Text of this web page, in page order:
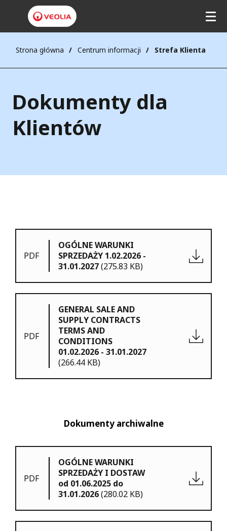
Strona główna Centrum informacji Strefa Klienta
Dokumenty dla
Klientów
PDF
OGÓLNE WARUNKI
SPRZEDAŻY 1.02.2026 -
31.01.2027(275.83 KB)
PDF
GENERAL SALE AND
SUPPLY CONTRACTS
TERMS AND
CONDITIONS
01.02.2026 - 31.01.2027
(266.44 KB)
Dokumenty archiwalne
PDF
OGÓLNE WARUNKI
SPRZEDAŻY I DOSTAW
od 01.06.2025 do
31.01.2026(280.02 KB)